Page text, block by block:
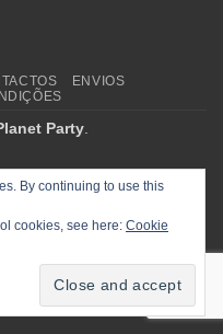
ENVIOS
Party.
By continuing to use this
cookies, see here: Cookie